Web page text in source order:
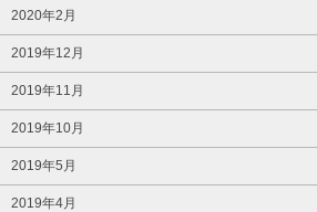
2020年2月
2019年12月
2019年11月
2019年10月
2019年5月
2019年4月